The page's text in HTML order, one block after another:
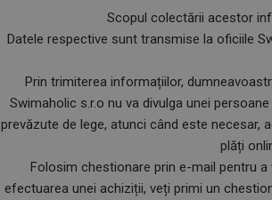
Scopul colectării acestor
Datele respective sunt transmise la oficiile
Prin trimiterea informațiilor,
Swimaholic s.r.o nu va divulga unei
prevăzute de lege, atunci când este
plăți
Folosim chestionare prin e-mail pentru
efectuarea unei achiziții, veți primi un